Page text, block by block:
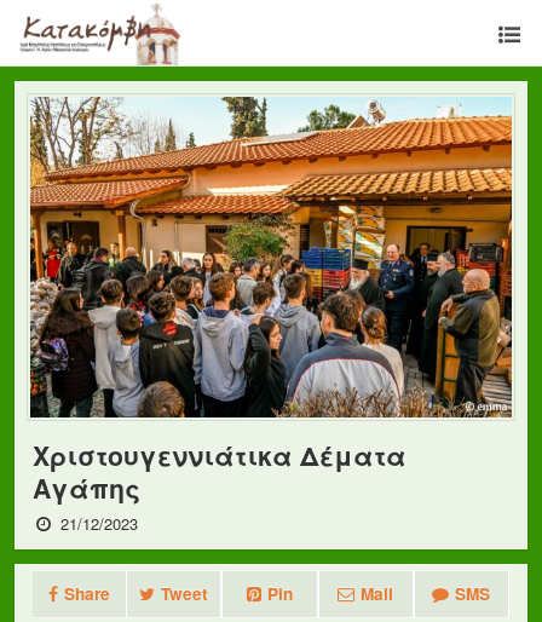
Χριστουγεννιάτικα Δέματα
Αγάπης
21/12/2023
Share Tweet Pin Mail SMS